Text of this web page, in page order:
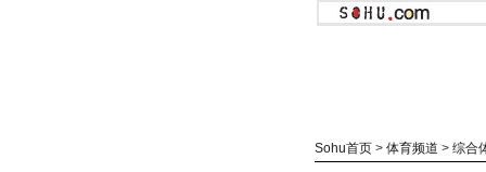
Sohu首页 > 体育频道 > 综合